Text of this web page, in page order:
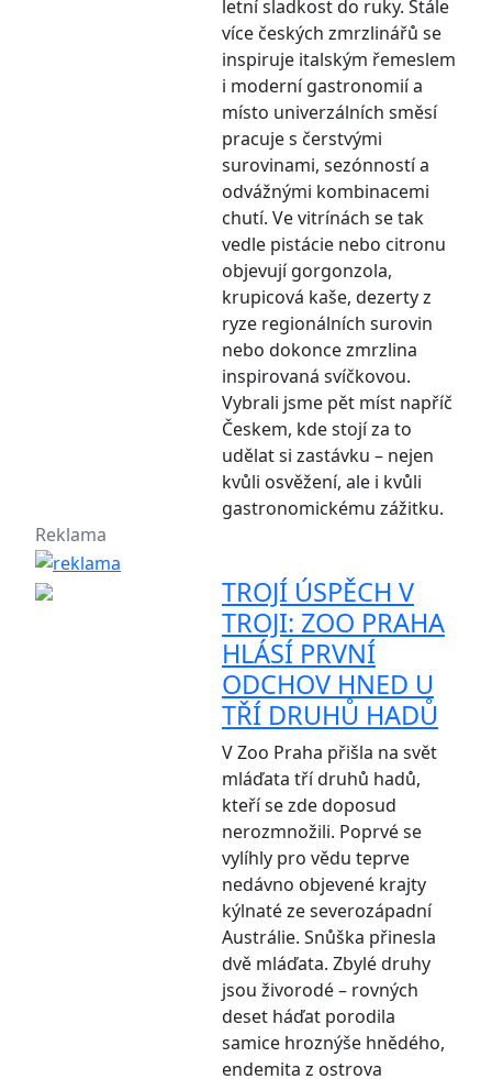
letní sladkost do ruky. Stále
více českých zmrzlinářů se
inspiruje italským řemeslem
i moderní gastronomií a
místo univerzálních směsí
pracuje s čerstvými
surovinami, sezónností a
odvážnými kombinacemi
chutí. Ve vitrínách se tak
vedle pistácie nebo citronu
objevují gorgonzola,
krupicová kaše, dezerty z
ryze regionálních surovin
nebo dokonce zmrzlina
inspirovaná svíčkovou.
Vybrali jsme pět míst napříč
Českem, kde stojí za to
udělat si zastávku – nejen
kvůli osvěžení, ale i kvůli
gastronomickému zážitku.
Reklama
TROJÍ ÚSPĚCH V
TROJI: ZOO PRAHA
HLÁSÍ PRVNÍ
ODCHOV HNED U
TŘÍ DRUHŮ HADŮ
V Zoo Praha přišla na svět
mláďata tří druhů hadů,
kteří se zde doposud
nerozmnožili. Poprvé se
vylíhly pro vědu teprve
nedávno objevené krajty
kýlnaté ze severozápadní
Austrálie. Snůška přinesla
dvě mláďata. Zbylé druhy
jsou živorodé – rovných
deset háďat porodila
samice hroznýše hnědého,
endemita z ostrova